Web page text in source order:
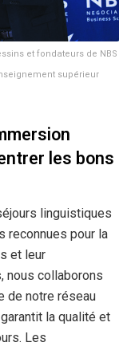
et fondateurs de NBS
supérieur
les bons
linguistiques
reconnues pour la
et leur
nous collaborons
de notre réseau
la qualité et
Les